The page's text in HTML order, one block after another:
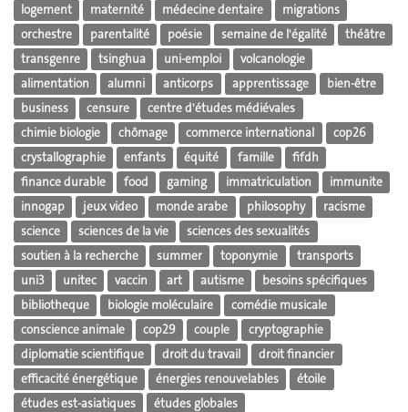
logement
maternité médecine dentaire
migrations
orchestre
parentalité poésie semaine de l'égalité
théâtre
transgenre
tsinghua uni-emploi
volcanologie
alimentation
alumni anticorps apprentissage
bien-être
business
censure
centre d'études médiévales
chimie biologie
chômage commerce international
cop26
crystallographie
enfants équité famille
fifdh
finance durable
food gaming immatriculation
immunite
innogap
jeux video monde arabe philosophy
racisme
science
sciences de la vie
sciences des sexualités
soutien à la recherche
summer toponymie
transports
uni3
unitec vaccin art autisme
besoins spécifiques
bibliotheque
biologie moléculaire
comédie musicale
conscience animale
cop29 couple
cryptographie
diplomatie scientifique
droit du travail
droit financier
efficacité énergétique
énergies renouvelables
étoile
études est-asiatiques
études globales